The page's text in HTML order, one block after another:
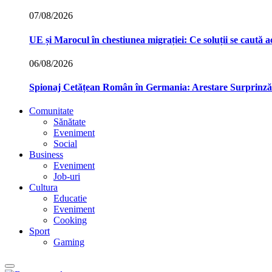
07/08/2026
UE și Marocul în chestiunea migrației: Ce soluții se caută
06/08/2026
Spionaj Cetățean Român în Germania: Arestare
Comunitate
Sănătate
Eveniment
Social
Business
Eveniment
Job-uri
Cultura
Educatie
Eveniment
Cooking
Sport
Gaming